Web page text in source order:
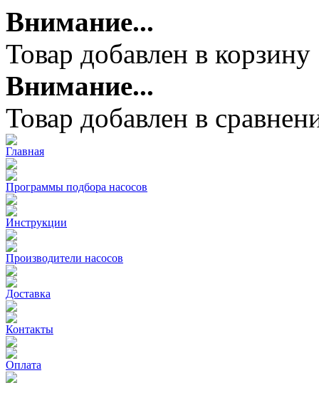
Внимание...
Товар добавлен в корзину
Внимание...
Товар добавлен в
Главная
Программы подбора насосов
Инструкции
Производители насосов
Доставка
Контакты
Оплата